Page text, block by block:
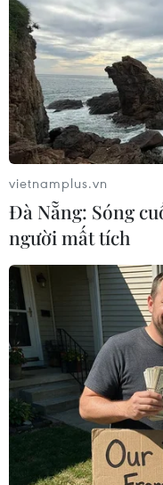
Ông Trần Tấn Dũng -
Nam thành phố Hội An,
niệm, cầu siêu cho
Hòa thượng Thích Hạnh
giáo Việt Nam thành
Ban tổ chức lễ tưởng
canô phát biểu tại
vietnamplus.vn
Đà Nẵng: Sóng
người mất tích